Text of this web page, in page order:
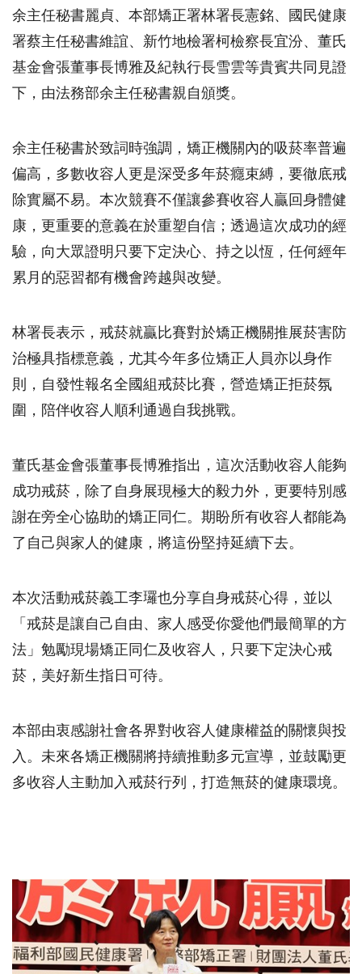
余主任秘書麗貞、本部矯正署林署長憲銘、國民健康
署蔡主任秘書維誼、新竹地檢署柯檢察長宜汾、董氏
基金會張董事長博雅及紀執行長雪雲等貴賓共同見證
下，由法務部余主任秘書親自頒獎。
余主任秘書於致詞時強調，矯正機關內的吸菸率普遍
偏高，多數收容人更是深受多年菸癮束縛，要徹底戒
除實屬不易。本次競賽不僅讓參賽收容人贏回身體健
康，更重要的意義在於重塑自信；透過這次成功的經
驗，向大眾證明只要下定決心、持之以恆，任何經年
累月的惡習都有機會跨越與改變。
林署長表示，戒菸就贏比賽對於矯正機關推展菸害防
治極具指標意義，尤其今年多位矯正人員亦以身作
則，自發性報名全國組戒菸比賽，營造矯正拒菸氛
圍，陪伴收容人順利通過自我挑戰。
董氏基金會張董事長博雅指出，這次活動收容人能夠
成功戒菸，除了自身展現極大的毅力外，更要特別感
謝在旁全心協助的矯正同仁。期盼所有收容人都能為
了自己與家人的健康，將這份堅持延續下去。
本次活動戒菸義工李㼈也分享自身戒菸心得，並以
「戒菸是讓自己自由、家人感受你愛他們最簡單的方
法」勉勵現場矯正同仁及收容人，只要下定決心戒
菸，美好新生指日可待。
本部由衷感謝社會各界對收容人健康權益的關懷與投
入。未來各矯正機關將持續推動多元宣導，並鼓勵更
多收容人主動加入戒菸行列，打造無菸的健康環境。